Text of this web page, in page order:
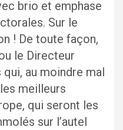
brio et emphase
Sur le
! De toute façon,
le Directeur
au moindre mal
meilleurs
qui seront les
sur l’autel